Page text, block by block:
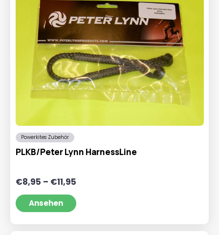
Powerkites Zubehör
PLKB/Peter Lynn HarnessLine
€8,95 – €11,95Preisspanne:
bis
Ansehen